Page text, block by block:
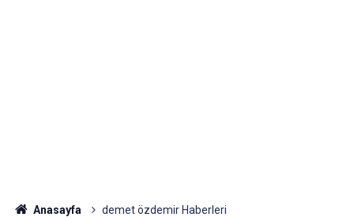
Anasayfa demet özdemir Haberleri